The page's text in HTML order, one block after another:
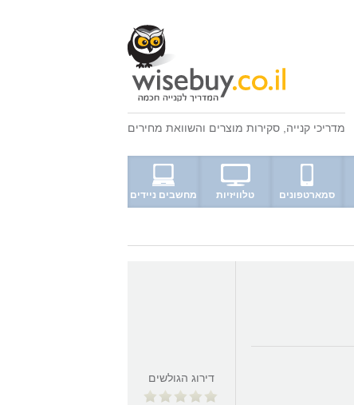
מדריכי קנייה סקירות מוצרים והשוואת מחירים
סמארטפונים טלוויזיות מחשבים ניידים
דירוג הגולשים